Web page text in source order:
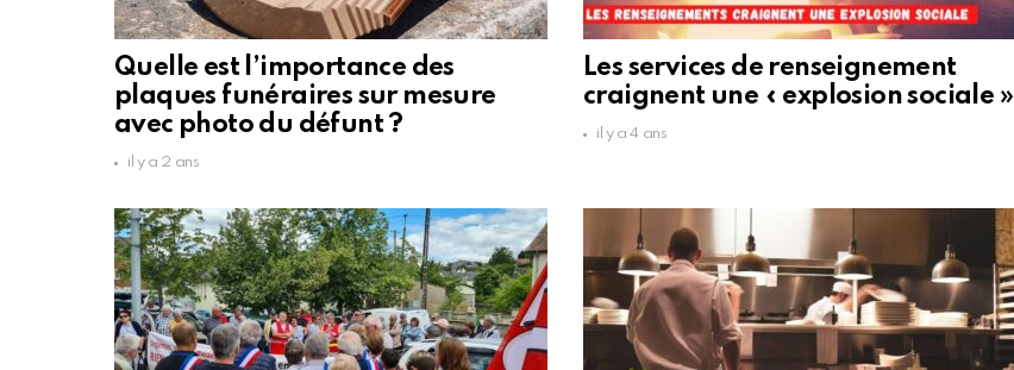
Quelle est l’importance des
plaques funéraires sur mesure
avec photo du défunt ?
il y a 2 ans
Les services de renseignement
craignent une « explosion sociale »
il y a 4 ans